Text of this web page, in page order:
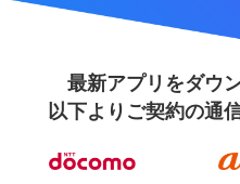
最新アプリをダウ
以下よりご契約の通